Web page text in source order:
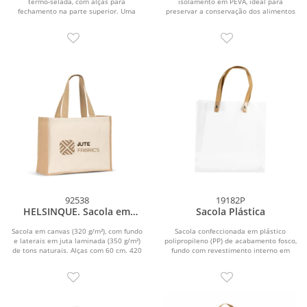
fechamento na parte superior. Uma
preservar a conservação dos alimentos
92538
HELSINQUE. Sacola em
fundo e laterais em juta
laminada (350 g/m²) de tons
naturais
Sacola em canvas (320 g/m²), com fundo
e laterais em juta laminada (350 g/m²)
de tons naturais. Alças com 60 cm. 420
19182P
Sacola Plástica
Sacola confeccionada em plástico
polipropileno (PP) de acabamento fosco,
fundo com revestimento interno em